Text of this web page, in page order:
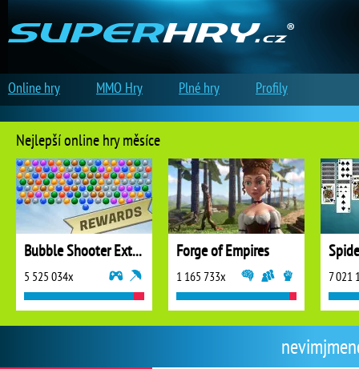
Nejlepší online hry měsíce
Bubble Shooter Extreme
5 525 034x
Forge of Empires
1 165 733x 7 021
Online hry MMO Hry Plné hry Profily